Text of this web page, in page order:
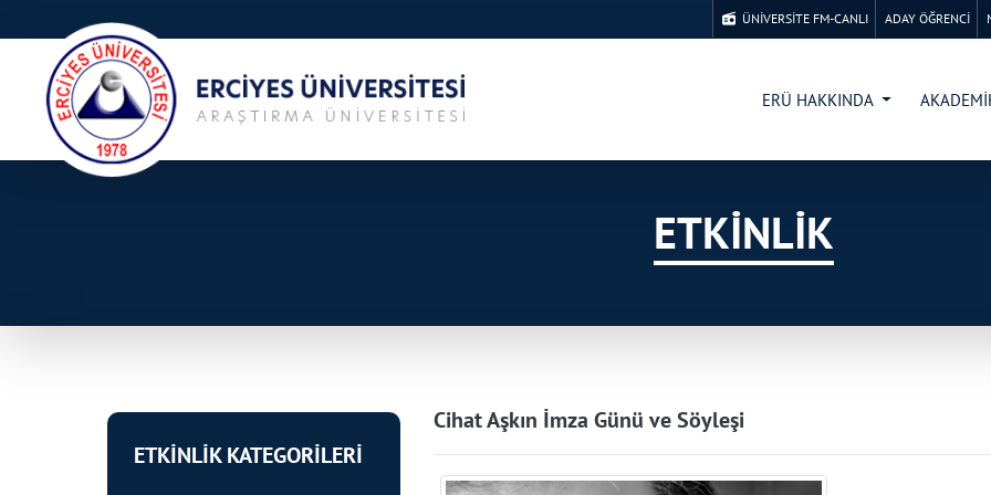
ÜNİVERSİTE FM-CANLI ADAY ÖĞRENCİ
ERÜ HAKKINDA
ETKİNLİK
ETKİNLİK KATEGORİLERİ
Cihat Aşkın İmza Günü ve Söyleşi